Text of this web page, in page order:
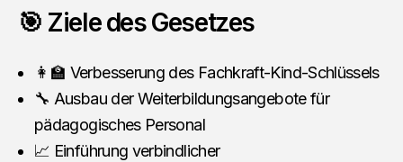
🎯 Ziele des Gesetzes
👩‍🏫 Verbesserung des Fachkraft-Kind-Schlüssels
🔧 Ausbau der Weiterbildungsangebote für
pädagogisches Personal
📈 Einführung verbindlicher